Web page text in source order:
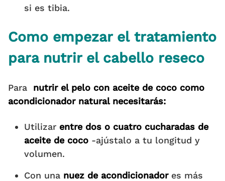
si es tibia.
Como empezar el tratamiento
para nutrir el cabello reseco
Para
nutrir el pelo con aceite de coco como
acondicionador natural necesitarás:
Utilizar entre dos o cuatro cucharadas de
aceite de coco -ajústalo a tu longitud y
volumen.
Con una nuez de acondicionadores más